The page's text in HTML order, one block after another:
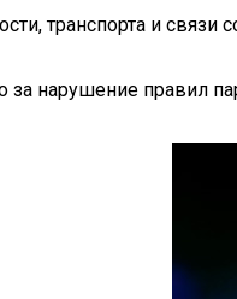
транспорта и связи
за нарушение правил